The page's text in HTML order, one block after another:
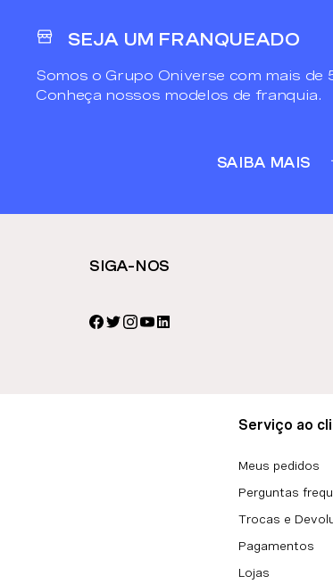
SEJA UM FRANQUEADO
Somos o Grupo Oniverse com mais de
Conheça nossos modelos de franquia.
SAIBA MAIS
SIGA-NOS
Serviço ao
Meus pedidos
Perguntas
Trocas e
Pagamentos
Lojas